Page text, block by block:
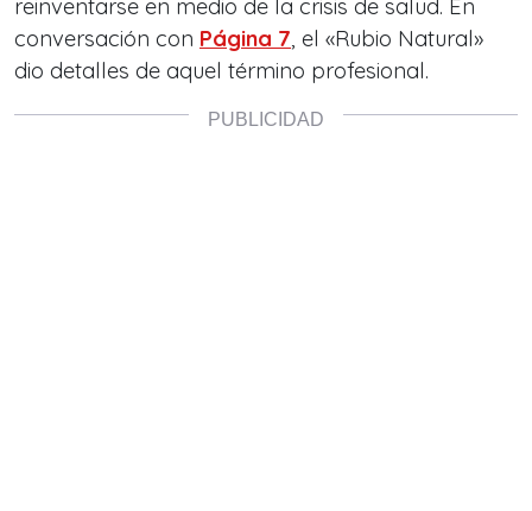
reinventarse en medio de la crisis de salud. En
conversación con Página 7, el «Rubio Natural»
dio detalles de aquel término profesional.